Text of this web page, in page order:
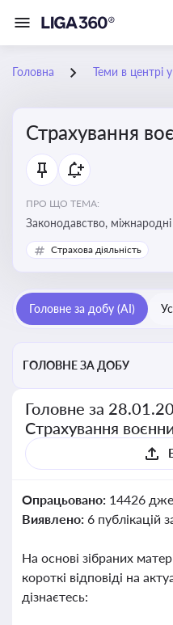
Головна Теми в центрі
Страхування
ПРО ЩО ТЕМА:
Законодавство,
визначають та знижують
майна, боржників та
Страхова діяльність
Головне за добу (AI)
ГОЛОВНЕ ЗА ДОБУ
Головне за
Страхування
Опрацьовано: 14426
Виявлено: 6 публікацій
На основі зібраних
короткі відповіді на
дізнаєтесь: